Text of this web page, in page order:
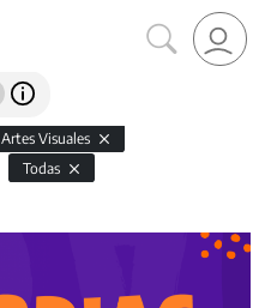
Artes Visuales
Todas